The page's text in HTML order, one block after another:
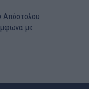
Απόστολου
με